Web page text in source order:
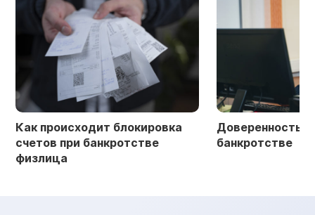
Как происходит блокировка
счетов при банкротстве
физлица
Доверенность
банкротстве